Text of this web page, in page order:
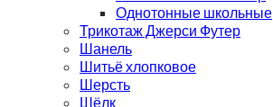
Однотонные школьные
Трикотаж Джерси Футер
Шанель
Шитьё хлопковое
Шерсть
Шёлк